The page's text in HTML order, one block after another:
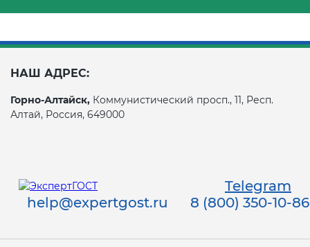
НАШ АДРЕС:
Горно-Алтайск, Коммунистический просп., 11, Респ.
Алтай, Россия, 649000
Telegram
help@expertgost.ru
8 (800) 350-10-86